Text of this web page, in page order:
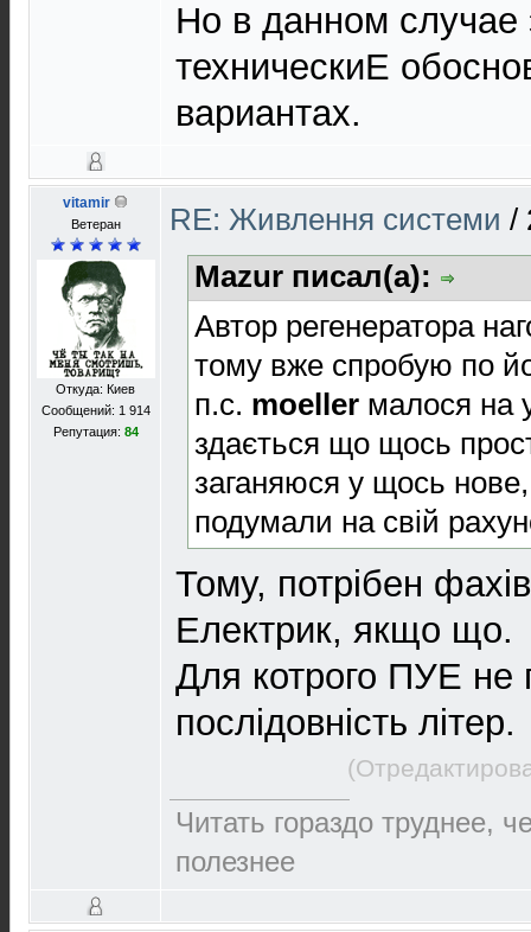
Но в данном случае
техническиЕ
вариантах.
vitamir
Ветеран
Откуда: Киев
Сообщений: 1 914
Репутация: 84
RE: Живлення системи /
Mazur писал(а):
Автор регенератора
тому вже спробую по
п.с. moeller малося на
здається що щось
заганяюся у щось
подумали на свій
Тому, потрібен
Електрик, якщо що.
Для котрого ПУЕ не
послідовність літер.
Читать гораздо труднее,
полезнее